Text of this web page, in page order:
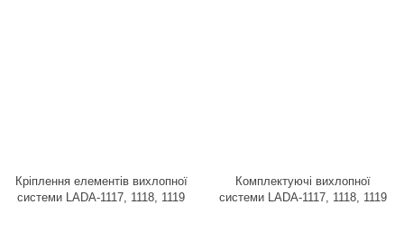
Кріплення елементів вихлопної
системи LADA-1117, 1118, 1119
Комплектуючі вихлопної
системи LADA-1117, 1118, 1119